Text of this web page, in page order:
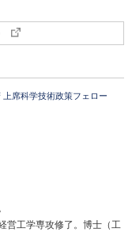
席科学技術政策フェロー
営工学専攻修了。博士（工